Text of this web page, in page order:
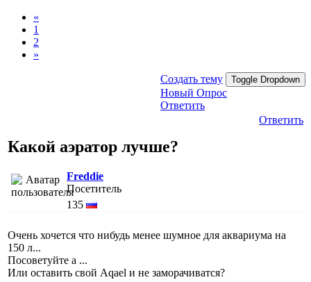
«
1
2
»
Создать тему Toggle Dropdown
Новый Опрос
Ответить
Ответить
Какой аэратор лучше?
Freddie
Посетитель
135
Очень хочется что нибудь менее шумное для аквариума на
150 л...
Посоветуйте а ...
Или оставить свой Aqael и не заморачиватся?